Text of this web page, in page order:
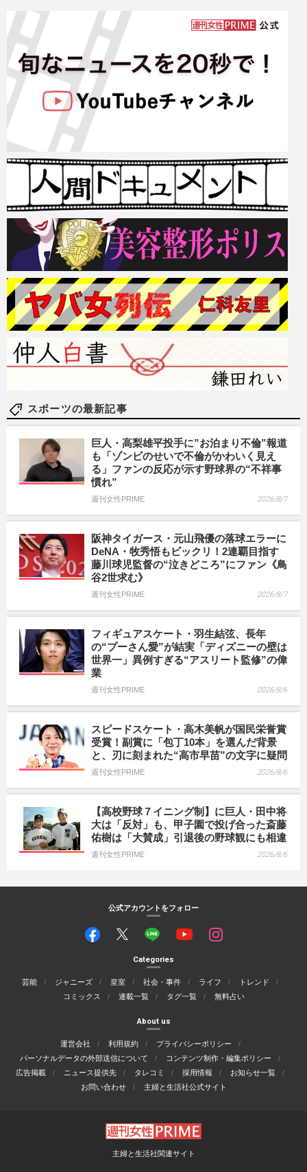
スポーツの最新記事
巨人・高梨雄平投手に”お泊まり不倫”報道
も「ゾンビのせいで不倫がかわいく見え
る」ファンの反応が示す野球界の“不祥事
慣れ”
週刊女性PRIME 2026/8/7
阪神タイガース・元山飛優の落球エラーに
DeNA・牧秀悟もビックリ！2連覇目指す
藤川球児監督の“泣きどころ”にファン《鳥
谷2世求む》
週刊女性PRIME 2026/8/7
フィギュアスケート・羽生結弦、長年
の“プーさん愛”が結実「ディズニーの壁は
世界一」異例すぎる“アスリート監修”の偉
業
週刊女性PRIME 2026/8/6
スピードスケート・高木美帆が国民栄誉賞
受賞！副賞に「包丁10本」を選んだ背景
と、刃に刻まれた“高市早苗”の文字に疑問
週刊女性PRIME 2026/8/6
【高校野球７イニング制】に巨人・田中将
大は「反対」も、甲子園で投げ合った斎藤
佑樹は「大賛成」引退後の野球観にも相違
週刊女性PRIME 2026/8/6
公式アカウントをフォロー
Categories
芸能 ジャニーズ 皇室 社会・事件 ライフ
トレンド
コミックス
連載一覧 タグ一覧 無料占い
About us
運営会社 利用規約
プライバシーポリシー
パーソナルデータの外部送信について
コンテンツ制作・編集ポリシー
広告掲載
ニュース提供先 タレコミ 採用情報
お知らせ一覧
お問い合わせ
主婦と生活社公式サイト
主婦と生活社関連サイト